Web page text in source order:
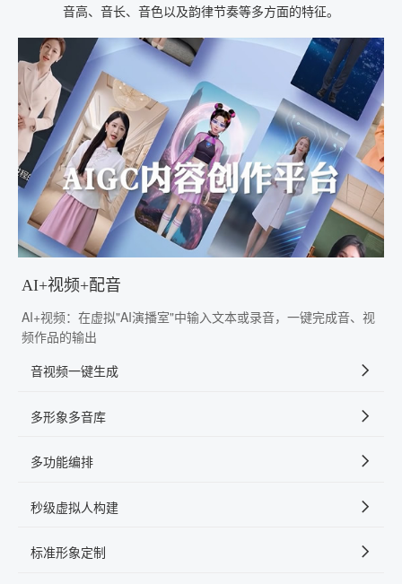
音高、音长、音色以及韵律节奏等多方面的特征。
AI+视频+配音
AI+视频：在虚拟"AI演播室"中输入文本或录音，一键完成音、视
频作品的输出
音视频一键生成
多形象多音库
多功能编排
秒级虚拟人构建
标准形象定制